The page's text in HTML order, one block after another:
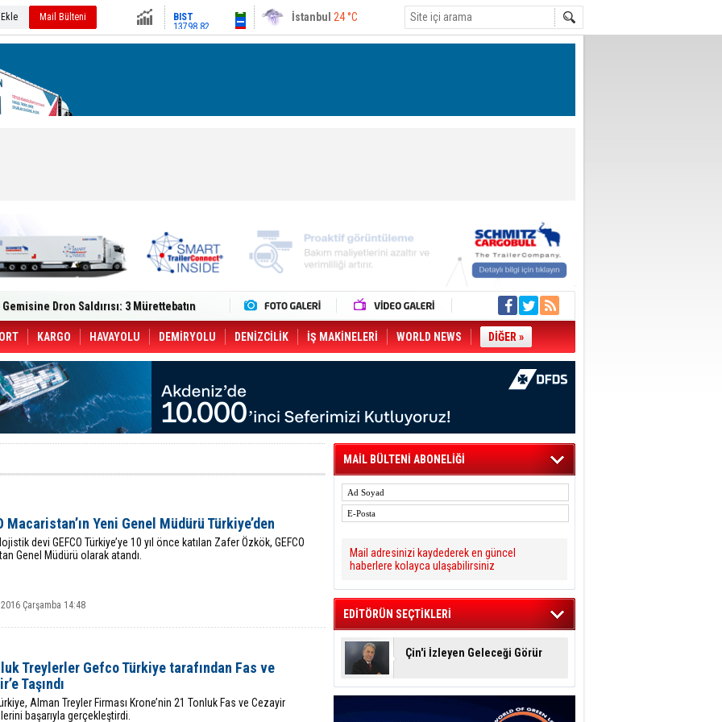
Mail Bülteni
Altın6497.32
Dolar47.6126
Ankara27 °C
Master Red EDITION'ı ÖKN Lojistik
CCO'su Oldu
49 Destinasyonda İndirimli Taşıma
Aybir Lojistik Filosuna Katıldı
Dergi)
Yönetimini Dijitalleştiriyor
in June, Up 8.5%
ile Güçlendirdi
Saadia Zahidi Getirildi. IATA Tarihinde İlk
Zahidi as Director General
Ankara ile Hizmet Ağını Güçlendirdi
KARGO HAVAYOLU DEMİRYOLU DENİZCİLİK İŞ MAKİNELERİ WORLD NEWS DİĞER »
Macaristan’ın Yeni Genel Müdürü Türkiye’den
devi GEFCO Türkiye’ye 10 yıl önce katılan Zafer Özkök, GEFCO
Genel Müdürü olarak atandı.
Çarşamba 14:48
Treylerler Gefco Türkiye tarafından Fas ve
Taşındı
Alman Treyler Firması Krone’nin 21 Tonluk Fas ve Cezayir
başarıyla gerçekleştirdi.
MAİL BÜLTENİ ABONELİĞİ
Mail adresinizi kaydederek en güncel
haberlere kolayca ulaşabilirsiniz
EDİTÖRÜN SEÇTİKLERİ
Çin'i İzleyen Geleceği Görür